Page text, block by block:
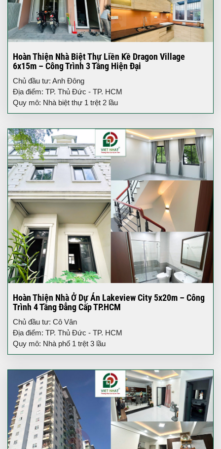
Hoàn Thiện Nhà Biệt Thự Liền Kề Dragon Village
6x15m – Công Trình 3 Tầng Hiện Đại
Chủ đầu tư: Anh Đông
Địa điểm: TP. Thủ Đức - TP. HCM
Quy mô: Nhà biệt thự 1 trệt 2 lầu
Hoàn Thiện Nhà Ở Dự Án Lakeview City 5x20m – Công
Trình 4 Tầng Đẳng Cấp TP.HCM
Chủ đầu tư: Cô Vân
Địa điểm: TP. Thủ Đức - TP. HCM
Quy mô: Nhà phố 1 trệt 3 lầu